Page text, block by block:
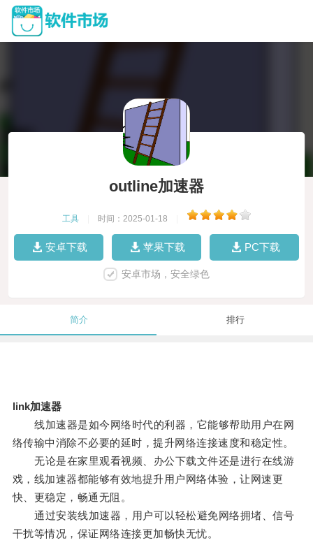
outline加速器
工具 时间：2025-01-18
安卓下载 苹果下载 PC下载
安卓市场，安全绿色
简介 排行
link加速器
线加速器是如今网络时代的利器，它能够帮助用户在网
络传输中消除不必要的延时，提升网络连接速度和稳定性。
无论是在家里观看视频、办公下载文件还是进行在线游
戏，线加速器都能够有效地提升用户网络体验，让网速更
快、更稳定，畅通无阻。
通过安装线加速器，用户可以轻松避免网络拥堵、信号
干扰等情况，保证网络连接更加畅快无忧。